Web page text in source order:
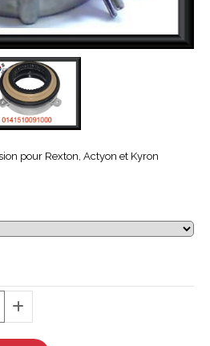
pour Rexton, Actyon et Kyron